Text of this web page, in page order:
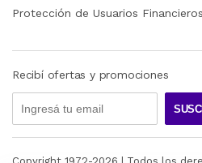
Protección de Usuarios Financieros
Recibí ofertas y promociones